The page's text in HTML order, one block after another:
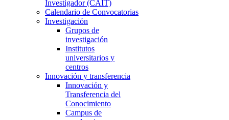
Investigador (CAIT)
Calendario de Convocatorias
Investigación
Grupos de
investigación
Institutos
universitarios y
centros
Innovación y transferencia
Innovación y
Transferencia del
Conocimiento
Campus de